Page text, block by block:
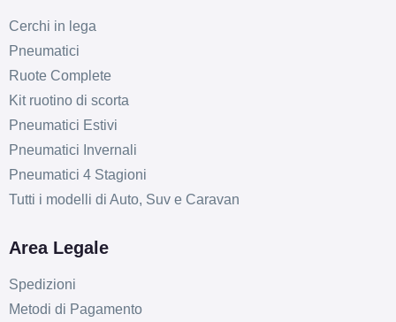
Cerchi in lega
Pneumatici
Ruote Complete
Kit ruotino di scorta
Pneumatici Estivi
Pneumatici Invernali
Pneumatici 4 Stagioni
Tutti i modelli di Auto, Suv e Caravan
Area Legale
Spedizioni
Metodi di Pagamento